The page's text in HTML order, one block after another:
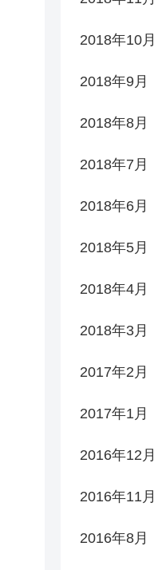
2018年10月
2018年9月
2018年8月
2018年7月
2018年6月
2018年5月
2018年4月
2018年3月
2017年2月
2017年1月
2016年12月
2016年11月
2016年8月